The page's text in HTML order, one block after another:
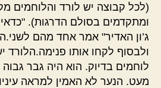
(לכל קבוצה יש לורד והלוחמים
ומתקדמים בסולם הדרגות).
ג’ון האדיר" אמר אחד מהם
לוחמים בדיוק. הוא היה גבר
מעט. הנער לא האמין למראה